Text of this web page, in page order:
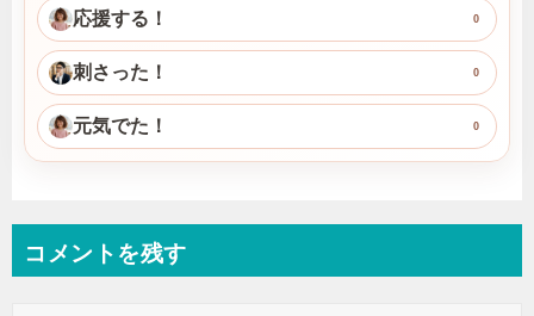
応援する！ 0
刺さった！ 0
元気でた！ 0
コメントを残す